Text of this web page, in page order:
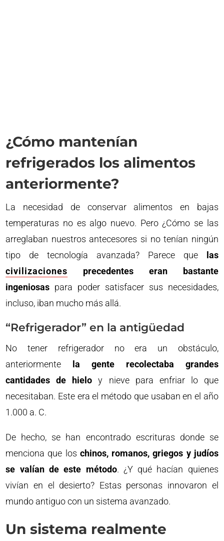
¿Cómo mantenían
refrigerados los alimentos
anteriormente?
La necesidad de conservar alimentos en bajas
temperaturas no es algo nuevo. Pero ¿Cómo se las
arreglaban nuestros antecesores si no tenían ningún
tipo de tecnología avanzada? Parece que
las
civilizaciones precedentes eran bastante
ingeniosas para poder satisfacer sus necesidades,
incluso, iban mucho más allá.
“Refrigerador” en la antigüedad
No tener refrigerador no era un obstáculo,
anteriormente
la gente recolectaba grandes
cantidades de hielo y nieve para enfriar lo que
necesitaban. Este era el método que usaban en el año
1.000 a. C.
De hecho, se han encontrado escrituras donde se
menciona que los chinos, romanos, griegos y judíos
se valían de este método. ¿Y qué hacían quienes
vivían en el desierto? Estas personas innovaron el
mundo antiguo con un sistema avanzado.
Un sistema realmente